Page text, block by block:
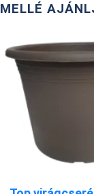
MELLÉ